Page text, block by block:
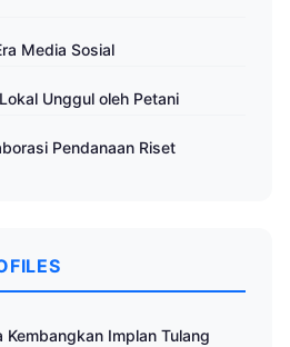
Media Sosial
Unggul oleh Petani
Pendanaan Riset
Kembangkan Implan Tulang